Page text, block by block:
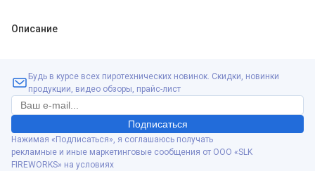
Описание
Будь в курсе всех пиротехнических новинок. Скидки, новинки
продукции, видео обзоры, прайс-лист
Подписаться
Нажимая «Подписаться», я соглашаюсь получать
рекламные и иные маркетинговые сообщения от ООО «SLK
FIREWORKS» на условиях